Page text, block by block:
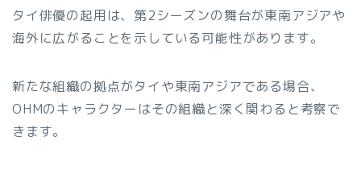
タイ俳優の起用は、第2シーズンの舞台が東南アジアや
海外に広がることを示している可能性があります。
新たな組織の拠点がタイや東南アジアである場合、
OHMのキャラクターはその組織と深く関わると考察で
きます。